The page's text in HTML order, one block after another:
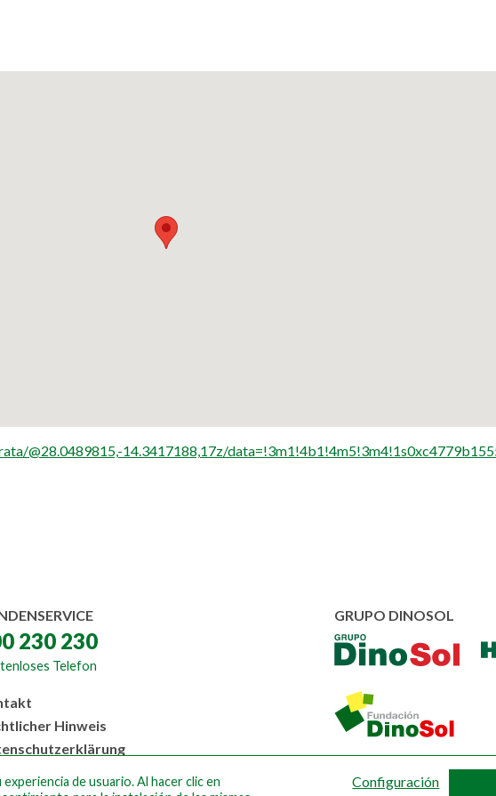
@28.0489815,-14.3417188,17z/
230 230
Telefon
Hinweis
GRUPO DINOSOL
de usuario. Al hacer clic en
Configuración